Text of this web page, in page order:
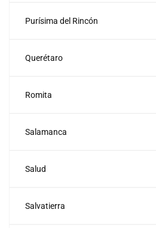
Purísima del Rincón
Querétaro
Romita
Salamanca
Salud
Salvatierra